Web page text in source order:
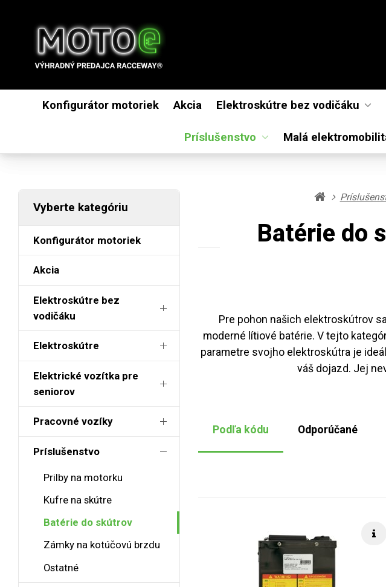
Konfigurátor motoriek Akcia Elektroskútre bez vodičáku
Príslušenstvo Malá
Vyberte kategóriu
Konfigurátor motoriek
Akcia
Elektroskútre bez
vodičáku
Elektroskútre
Elektrické vozítka pre
seniorov
Pracovné vozíky
Príslušenstvo
Prilby na motorku
Kufre na skútre
Batérie do skútrov
Zámky na kotúčovú brzdu
Ostatné
Batérie do
Pre pohon našich elektroskútrov
moderné lítiové batérie. V tejto
parametre svojho elektroskútra je
váš dojazd. Jej
Podľa kódu Odporúčané